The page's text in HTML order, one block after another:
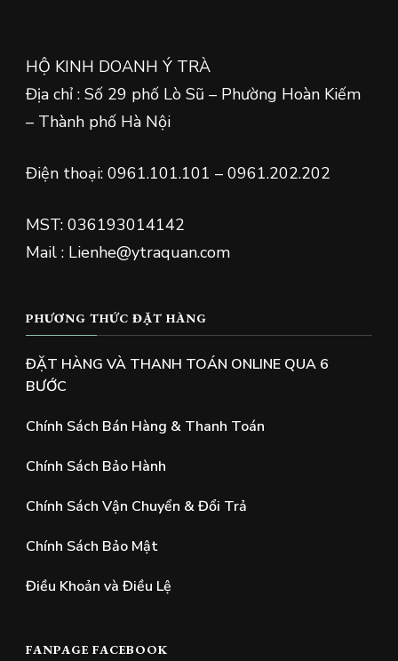
HỘ KINH DOANH Ý TRÀ
Địa chỉ : Số 29 phố Lò Sũ – Phường Hoàn Kiếm
– Thành phố Hà Nội
Điện thoại: 0961.101.101 – 0961.202.202
MST: 036193014142
Mail : Lienhe@ytraquan.com
PHƯƠNG THỨC ĐẶT HÀNG
ĐẶT HÀNG VÀ THANH TOÁN ONLINE QUA 6
BƯỚC
Chính Sách Bán Hàng & Thanh Toán
Chính Sách Bảo Hành
Chính Sách Vận Chuyển & Đổi Trả
Chính Sách Bảo Mật
Điều Khoản và Điều Lệ
FANPAGE FACEBOOK